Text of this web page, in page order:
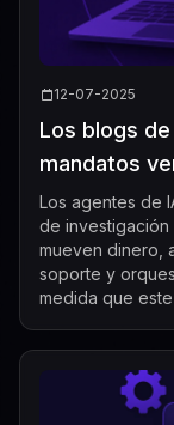
12-07-2025
Los blogs
mandatos
Los agentes de
de
mueven dinero,
soporte y
medida que